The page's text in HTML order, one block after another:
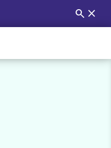
Buscar:
search close